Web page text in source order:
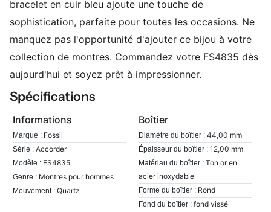
bracelet en cuir bleu ajoute une touche de
sophistication, parfaite pour toutes les occasions. Ne
manquez pas l'opportunité d'ajouter ce bijou à votre
collection de montres. Commandez votre FS4835 dès
aujourd'hui et soyez prêt à impressionner.
Spécifications
Informations
Marque : Fossil
Série : Accorder
Modèle : FS4835
Genre : Montres pour hommes
Mouvement : Quartz
Boîtier
Diamètre du boîtier : 44,00 mm
Épaisseur du boîtier : 12,00 mm
Matériau du boîtier : Ton or en
acier inoxydable
Forme du boîtier : Rond
Fond du boîtier : fond vissé